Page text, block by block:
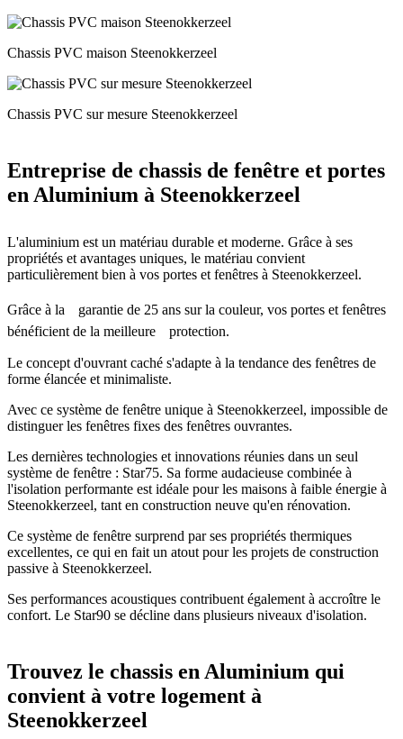
Chassis PVC maison Steenokkerzeel
Chassis PVC sur mesure Steenokkerzeel
Entreprise de chassis de fenêtre et portes
en Aluminium à Steenokkerzeel
L'aluminium est un matériau durable et moderne. Grâce à ses
propriétés et avantages uniques, le matériau convient
particulièrement bien à vos portes et fenêtres à Steenokkerzeel.
Grâce à laﾠgarantie de 25 ans sur la couleur, vos portes et fenêtres
bénéficient de la meilleureﾠprotection.
Le concept d'ouvrant caché s'adapte à la tendance des fenêtres de
forme élancée et minimaliste.
Avec ce système de fenêtre unique à Steenokkerzeel, impossible de
distinguer les fenêtres fixes des fenêtres ouvrantes.
Les dernières technologies et innovations réunies dans un seul
système de fenêtre : Star75. Sa forme audacieuse combinée à
l'isolation performante est idéale pour les maisons à faible énergie à
Steenokkerzeel, tant en construction neuve qu'en rénovation.
Ce système de fenêtre surprend par ses propriétés thermiques
excellentes, ce qui en fait un atout pour les projets de construction
passive à Steenokkerzeel.
Ses performances acoustiques contribuent également à accroître le
confort. Le Star90 se décline dans plusieurs niveaux d'isolation.
Trouvez le chassis en Aluminium qui
convient à votre logement à
Steenokkerzeel